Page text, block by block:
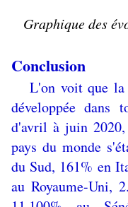
Graphique des
Conclusion
L'on voit que la
développée dans
d'avril à juin 2020,
pays du monde
du Sud, 161% en
au Royaume-Uni,